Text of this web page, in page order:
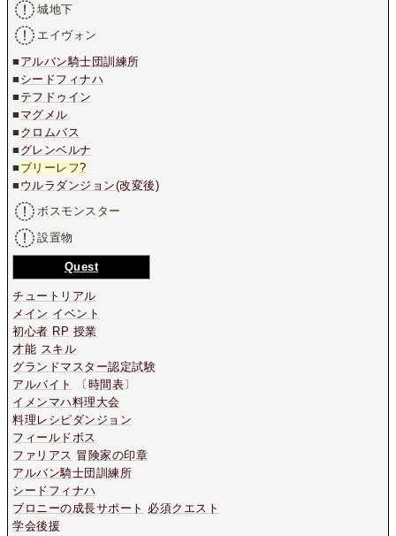
城地下
エイヴォン
■ アルバン騎士団訓練所
■ シードフィナハ
■ テフドゥイン
■ マグメル
■ クロムバス
■ グレンベルナ
■ ブリーレフ?
■ ウルラダンジョン(改変後)
ボスモンスター
設置物
Quest
チュートリアル
メイン イベント
初心者 RP 授業
才能 スキル
グランドマスター認定試験
アルバイト
〔 時間表〕
イメンマハ料理大会
料理レシピダンジョン
フィールドボス
ファリアス 冒険家の印章
アルバン騎士団訓練所
シードフィナハ
ブロニーの成長サポート 必須クエスト
学会後援